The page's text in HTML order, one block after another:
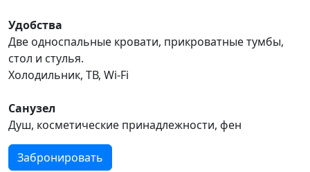
Удобства
Две односпальные кровати, прикроватные тумбы,
стол и стулья.
Холодильник, ТВ, Wi-Fi
Санузел
Душ, косметические принадлежности, фен
Забронировать